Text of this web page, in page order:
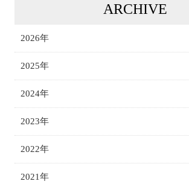
ARCHIVE
2026年
2025年
2024年
2023年
2022年
2021年